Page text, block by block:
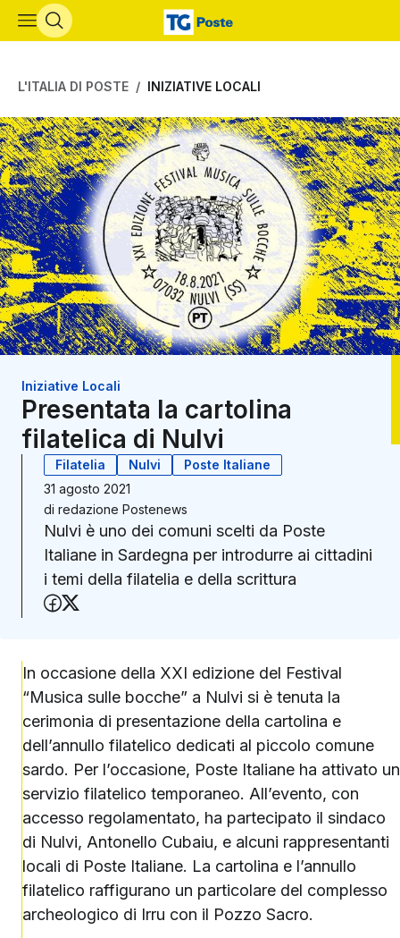
Vai al contenuto principale
L'ITALIA DI POSTE INIZIATIVE LOCALI
Iniziative Locali
Presentata la cartolina
filatelica di Nulvi
Filatelia Nulvi
Poste Italiane
31 agosto 2021
di redazione Postenews
Nulvi è uno dei comuni scelti da Poste
Italiane in Sardegna per introdurre ai cittadini
i temi della filatelia e della scrittura
Condividi su Facebook
In occasione della XXI edizione del Festival
“Musica sulle bocche” a Nulvi si è tenuta la
cerimonia di presentazione della cartolina e
dell’annullo filatelico dedicati al piccolo comune
sardo. Per l’occasione, Poste Italiane ha attivato un
servizio filatelico temporaneo. All’evento, con
accesso regolamentato, ha partecipato il sindaco
di Nulvi, Antonello Cubaiu, e alcuni rappresentanti
locali di Poste Italiane. La cartolina e l’annullo
filatelico raffigurano un particolare del complesso
archeologico di Irru con il Pozzo Sacro.